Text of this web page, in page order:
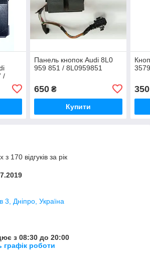
/
Панель кнопок Audi 8L0
959 851 / 8L0959851
650₴
Купити
350
170 відгуків за рік
3, Дніпро, Україна
з 08:30 до 20:00
графік роботи